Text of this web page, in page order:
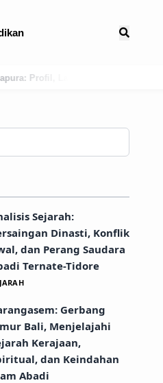
Jejak Sejarah Peradilan di
Sejarah:
Dinasti, Konflik
dan Perang Saudara
Ternate-Tidore
Gerbang
Bali, Menjelajahi
Kerajaan,
dan Keindahan
Abadi